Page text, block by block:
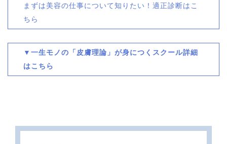
まずは美容の仕事について知りたい！適正診断はこ
ちら
▼一生モノの「皮膚理論」が身につくスクール詳細
はこちら